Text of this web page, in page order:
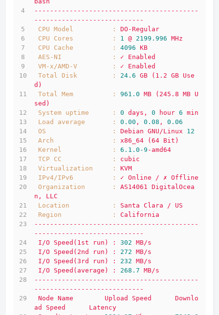
------------------------------------------
----------------------------
CPU Model          :
DO-Regular
CPU Cores          :
1 @ 2199.996 MHz
CPU Cache          :
4096 KB
AES-NI             :
✓
Enabled
VM-x/AMD-V         :
✓
Enabled
Total Disk         :
24.6 GB (1.2 GB Use
d)
Total Mem          :
961.0 MB (245.8 MB U
sed)
System uptime      :
0 days, 0 hour 6 min
Load average       :
0.00 , 0.08 ,
0.06
OS                 :
Debian GNU/Linux
12
Arch               :
x86_64 (64 Bit)
Kernel             :
6.1 .0 -9 -amd64
TCP CC             :
cubic
Virtualization     :
KVM
IPv4/IPv6          :
✓ Online / ✗ Offline
Organization       :
AS14061 DigitalOcea
n,
LLC
Location           :
Santa Clara /
US
Region             :
California
------------------------------------------
----------------------------
I/O
Speed(1st run) : 302 MB/s
I/O
Speed(2nd run) : 272 MB/s
I/O
Speed(3rd run) : 232 MB/s
I/O
Speed(average) : 268.7 MB/s
------------------------------------------
----------------------------
Node Name Upload Speed
Downlo
ad
Speed
Latency